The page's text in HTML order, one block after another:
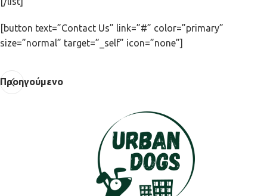
[button text=”Contact Us” link=”#” color=”primary”
size=”normal” target=”_self” icon=”none”]
Προηγούμενο